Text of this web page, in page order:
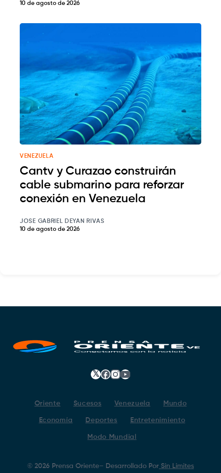
10 de agosto de 2026
VENEZUELA
Cantv y Curazao construirán
cable submarino para reforzar
conexión en Venezuela
JOSE GABRIEL DEYAN RIVAS
10 de agosto de 2026
𝕏 Facebook
Instagram
YouTube
Oriente Sucesos Venezuela Mundo
Economía Deportes Entretenimiento
Modo Mundial
© 2026 Prensa Oriente– Desarrollado Por Sin Limites